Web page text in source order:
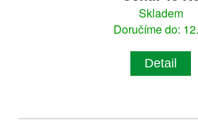
Skladem
Doručíme do:
Detail